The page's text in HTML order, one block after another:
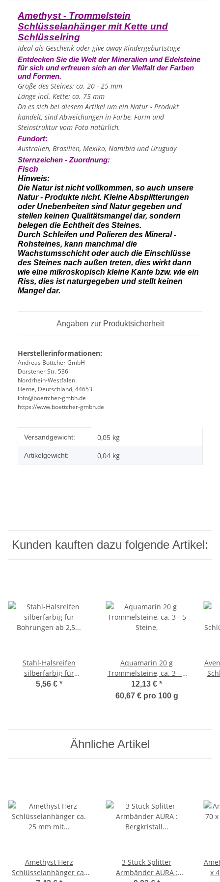
Amethyst - Trommelstein
Schlüsselanhänger mit Kette und
Schlüsselring
Ideal als Geschenk oder give away Kindergeburtstage
Entdecken Sie die Welt der Mineralien und Edelsteine
für sich und erfreuen sich an der Vielfalt der Farben
und Formen.
Größe des Steines: ca. 20 - 25 mm
Länge incl. Kette: ca. 75 mm
Da es sich bei diesem Artikel um ein Natur - Produkt
handelt, sind Abweichungen in Farbe, Form und
Steinstruktur vom Foto natürlich.
Fundort:
Australien, Brasilien, Mexiko, Namibia und Uruguay
Sternzeichen - Zuordnung:
Fisch
Hinweis:
Die Natur ist nicht vollkommen, so auch unsere
Natur - Produkte nicht. Kleine Absplitterungen
oder Unebenheiten sind Natur gegeben und
stellen keinen Qualitätsmangel dar, sondern
belegen die Echtheit des Steines.
Durch Schleifen und Polieren des Mineral -
Rohsteines, kann manchmal die
Wachstumsschicht oder auch die Einschlüsse
des Steines nach außen treten, dies wirkt dann
wie eine mikroskopisch kleine Kante bzw. wie ein
Riss, dies ist naturgegeben und stellt keinen
Mangel dar.
Angaben zur Produktsicherheit
Herstellerinformationen:
Andreas Böttcher GmbH
Dorstener Str. 536
Nordrhein-Westfalen
Herne, Deutschland, 44653
info@boettcher-gmbh.de
https://www.boettcher-gmbh.de
Produkteigenschaft
Wert
Versandgewicht: 0,05 kg
Artikelgewicht: 0,04 kg
Kunden kauften dazu folgende Artikel:
Stahl-Halsreifen
silberfarbig für
Bohrungen ab 2,5 mm,
5,56 € *
Aquamarin 20 g
Trommelsteine, ca. 3 - 5
Steine,
12,13 € *
60,67 € pro 100 g
Ähnliche Artikel
Amethyst Herz
Schlüsselanhänger ca.
3 Stück Splitter
Armbänder AURA :
x